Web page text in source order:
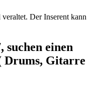
Der Inserent kann
suchen einen
Drums, Gitarre